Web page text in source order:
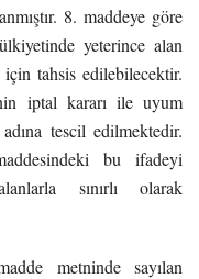
8. maddeye göre
yeterince alan
için tahsis edilebilecektir.
iptal kararı ile uyum
tescil edilmektedir.
bu ifadeyi
sınırlı olarak
metninde sayılan